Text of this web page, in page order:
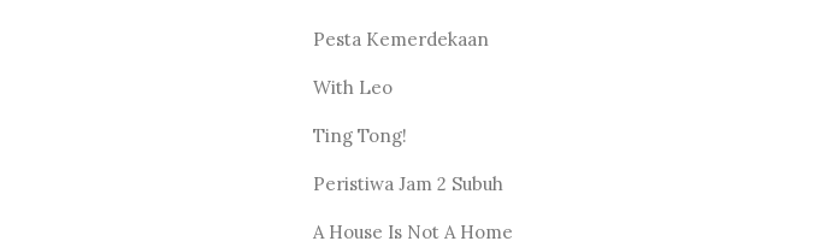
Pesta Kemerdekaan
With Leo
Ting Tong!
Peristiwa Jam 2 Subuh
A House Is Not A Home